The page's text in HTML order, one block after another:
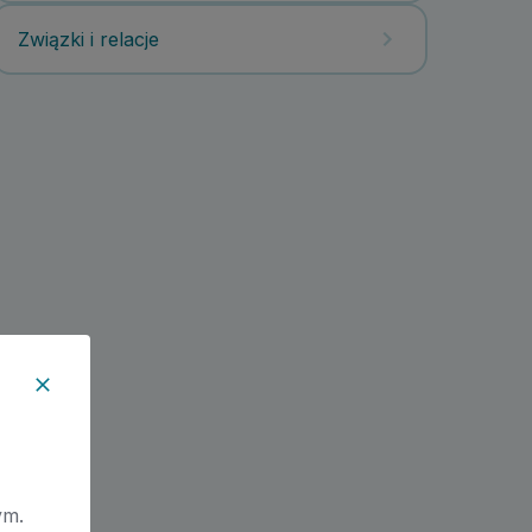
Związki i relacje